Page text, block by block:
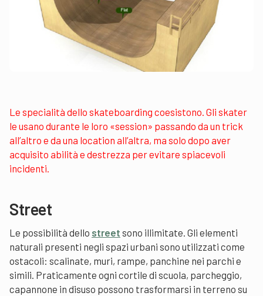
Le specialità dello skateboarding coesistono. Gli skater
le usano durante le loro «session» passando da un trick
all’altro e da una location all’altra, ma solo dopo aver
acquisito abilità e destrezza per evitare spiacevoli
incidenti.
Street
Le possibilità dello street sono illimitate. Gli elementi
naturali presenti negli spazi urbani sono utilizzati come
ostacoli: scalinate, muri, rampe, panchine nei parchi e
simili. Praticamente ogni cortile di scuola, parcheggio,
capannone in disuso possono trasformarsi in terreno su